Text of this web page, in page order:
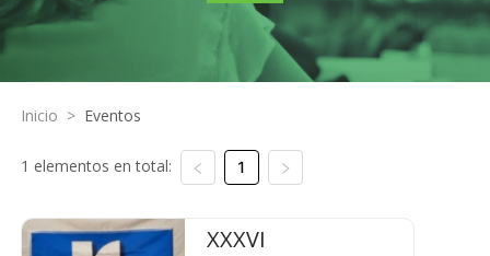
Inicio > Eventos
1 elementos en total: 1
XXXVI